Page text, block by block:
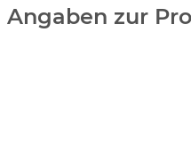
Angaben zur